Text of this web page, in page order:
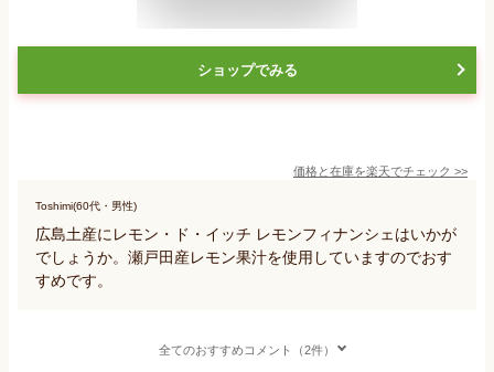
ショップでみる
価格と在庫を楽天でチェック >>
Toshimi(60代・男性)
広島土産にレモン・ド・イッチ レモンフィナンシェはいかが
でしょうか。瀬戸田産レモン果汁を使用していますのでおす
すめです。
全てのおすすめコメント（2件）